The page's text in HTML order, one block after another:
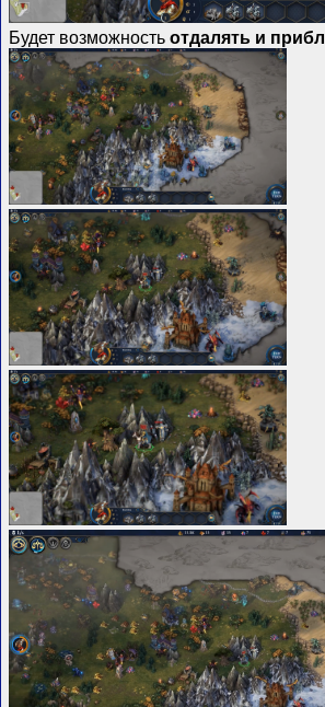
Будет возможностьотдалять и